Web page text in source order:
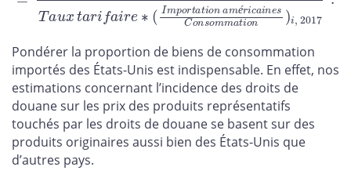
Pondérer la proportion de biens de consommation
importés des États-Unis est indispensable. En effet, nos
estimations concernant l’incidence des droits de
douane sur les prix des produits représentatifs
touchés par les droits de douane se basent sur des
produits originaires aussi bien des États-Unis que
d’autres pays.